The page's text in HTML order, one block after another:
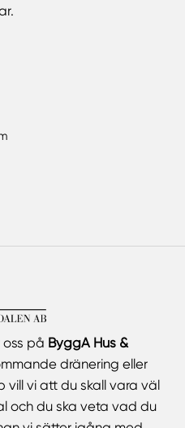
oss på ByggA Hus &
dränering eller
vi att du skall vara väl
och du ska veta vad du